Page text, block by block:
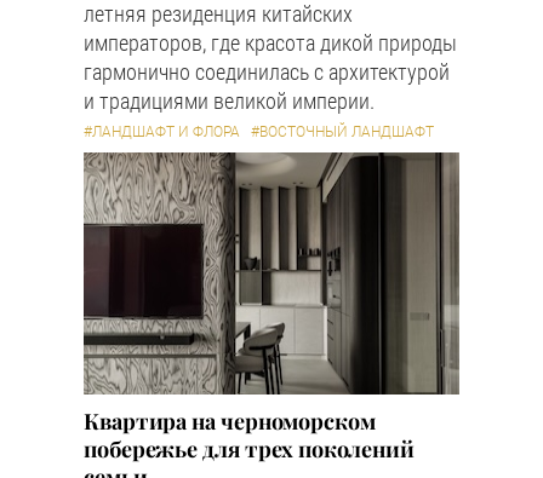
летняя резиденция китайских
императоров, где красота дикой природы
гармонично соединилась с архитектурой
и традициями великой империи.
#ЛАНДШАФТ И ФЛОРА #ВОСТОЧНЫЙ ЛАНДШАФТ
Квартира на черноморском
побережье для трех поколений